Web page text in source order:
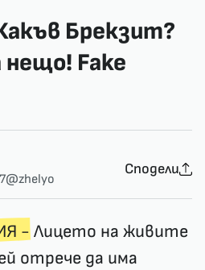
Брекзит?
Fake
@zhelyo
Сподели
-Лицето на живите
отрече да има